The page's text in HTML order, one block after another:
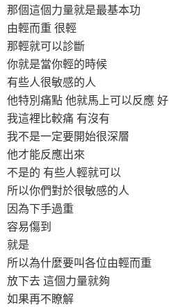
那個這個力量就是最基本功
由輕而重 很輕
那輕就可以診斷
你就是當你輕的時候
有些人很敏感的人
他特別痛點 他就馬上可以反應 好
我這裡比較痛 有沒有
我不是一定要開始很深層
他才能反應出來
不是的 有些人輕就可以
所以你們對於很敏感的人
因為下手過重
容易傷到
就是
所以為什麼要叫各位由輕而重
放下去 這個力量就夠
如果再不瞭解